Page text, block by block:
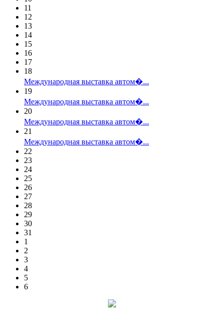
11
12
13
14
15
16
17
18
Международная выставка автом�...
19
Международная выставка автом�...
20
Международная выставка автом�...
21
Международная выставка автом�...
22
23
24
25
26
27
28
29
30
31
1
2
3
4
5
6